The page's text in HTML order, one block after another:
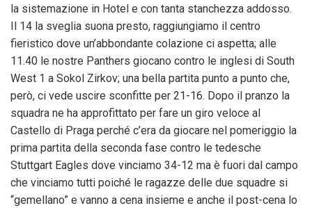
la sistemazione in Hotel e con tanta stanchezza addosso.
Il 14 la sveglia suona presto, raggiungiamo il centro
fieristico dove un’abbondante colazione ci aspetta; alle
11.40 le nostre Panthers giocano contro le inglesi di South
West 1 a Sokol Zirkov; una bella partita punto a punto che,
però, ci vede uscire sconfitte per 21-16. Dopo il pranzo la
squadra ne ha approfittato per fare un giro veloce al
Castello di Praga perché c’era da giocare nel pomeriggio la
prima partita della seconda fase contro le tedesche
Stuttgart Eagles dove vinciamo 34-12 ma è fuori dal campo
che vinciamo tutti poiché le ragazze delle due squadre si
“gemellano” e vanno a cena insieme e anche il post-cena lo